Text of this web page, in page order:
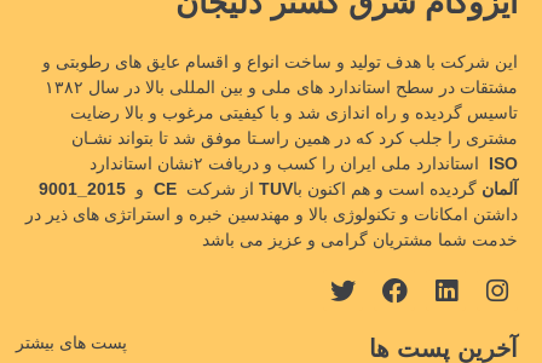
این شرکت با هدف تولید و ساخت انواع و اقسام عایق های رطوبتی و
مشتقات در سطح استاندارد های ملی و بین المللی بالا در سال ۱۳۸۲
تاسیس گردیده و راه اندازی شد و با کیفیتی مرغوب و بالا رضایت
مشتری را جلب کرد که در همین راسـتا موفق شد تا بتواند نشـان
ISO
9001_2015
CE TUVآلمان گردیده است و هم اکنون با
داشتن امکانات و تکنولوژی بالا و مهندسین خبره و استراتژی های ذیر در
خدمت شما مشتریان گرامی و عزیز می باشد
آخرین پست ها پست های بیشتر